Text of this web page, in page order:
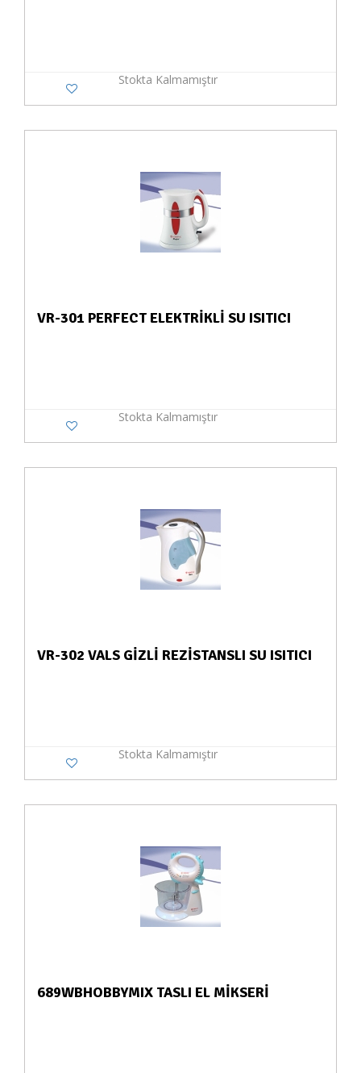
Stokta Kalmamıştır
VR-301 PERFECT ELEKTRİKLİ SU ISITICI
Stokta Kalmamıştır
VR-302 VALS GİZLİ REZİSTANSLI SU ISITICI
Stokta Kalmamıştır
689WBHOBBYMIX TASLI EL MİKSERİ